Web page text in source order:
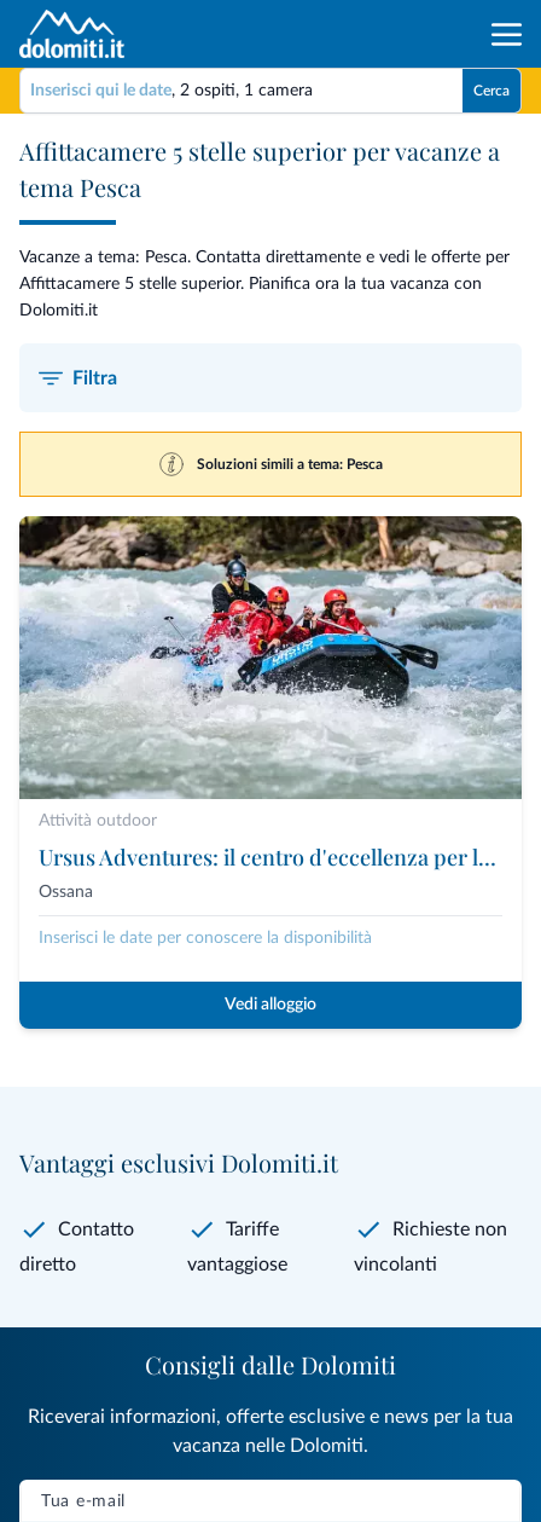
Inserisci qui le date, 2 ospiti, 1 camera Cerca
Affittacamere 5 stelle superior per vacanze a
tema Pesca
Vacanze a tema: Pesca. Contatta direttamente e vedi le offerte per
Affittacamere 5 stelle superior. Pianifica ora la tua vacanza con
Dolomiti.it
Filtra
Soluzioni simili a tema: Pesca
Attività outdoor
Ursus Adventures: il centro d'eccellenza per le attività outdoor premium in Trentino
Ossana
Inserisci le date per conoscere la disponibilità
Vedi alloggio
Vantaggi esclusivi Dolomiti.it
Contatto
diretto
Tariffe
vantaggiose
Richieste non
vincolanti
Consigli dalle Dolomiti
Riceverai informazioni, offerte esclusive e news per la tua
vacanza nelle Dolomiti.